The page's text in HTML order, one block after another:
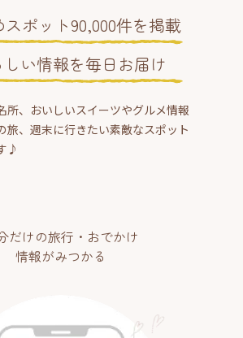
スポット90,000件を掲載
い情報を毎日お届け
所、おいしいスイーツやグルメ情報
旅、週末に行きたい素敵なスポット
♪
だけの旅行・おでかけ
情報がみつかる